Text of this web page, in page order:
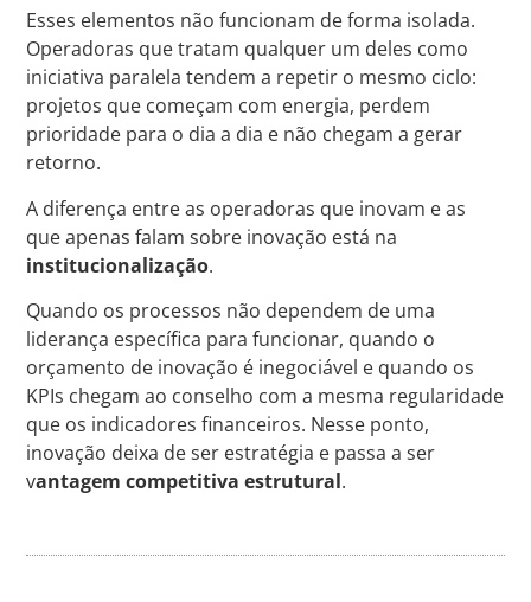
Esses elementos não funcionam de forma isolada.
Operadoras que tratam qualquer um deles como
iniciativa paralela tendem a repetir o mesmo ciclo:
projetos que começam com energia, perdem
prioridade para o dia a dia e não chegam a gerar
retorno.
A diferença entre as operadoras que inovam e as
que apenas falam sobre inovação está na
institucionalização.
Quando os processos não dependem de uma
liderança específica para funcionar, quando o
orçamento de inovação é inegociável e quando os
KPIs chegam ao conselho com a mesma regularidade
que os indicadores financeiros. Nesse ponto,
inovação deixa de ser estratégia e passa a ser
vantagem competitiva estrutural.